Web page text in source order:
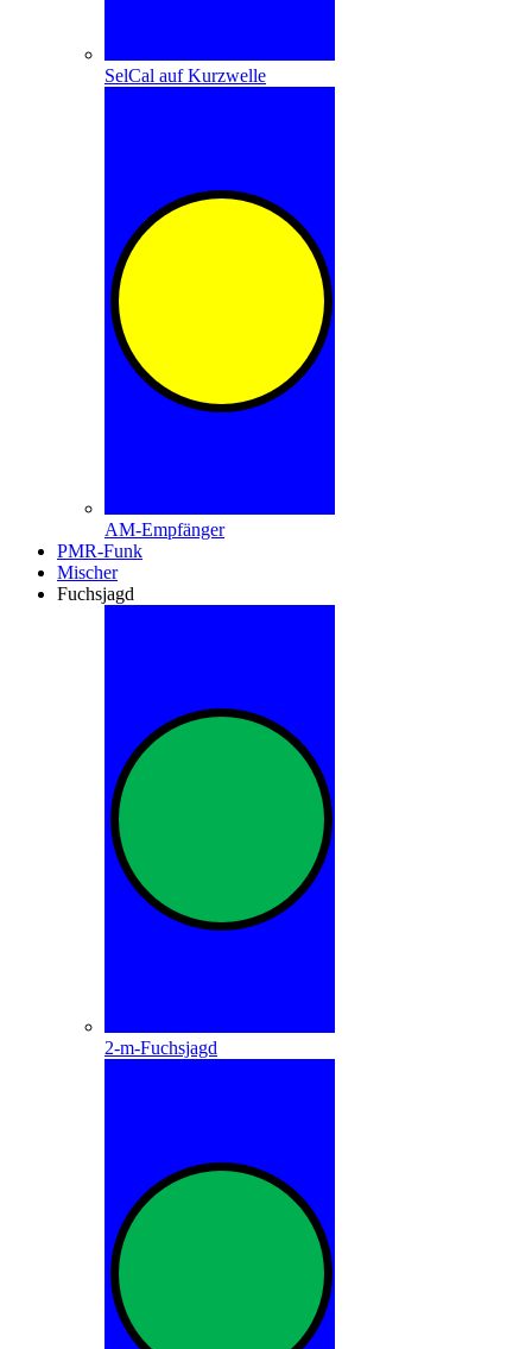
SelCal auf Kurzwelle
AM-Empfänger
PMR-Funk
Mischer
Fuchsjagd
2-m-Fuchsjagd